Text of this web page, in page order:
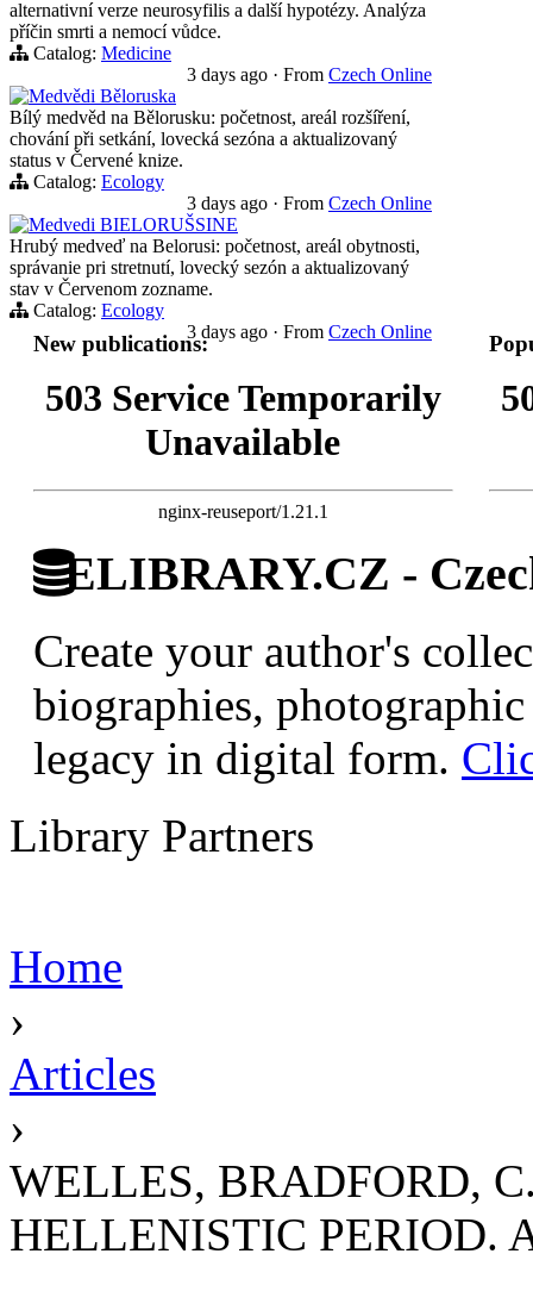
alternativní verze neurosyfilis a další hypotézy. Analýza
příčin smrti a nemocí vůdce.
Catalog: Medicine
3 days ago · From Czech Online
Medvědi Běloruska
Bílý medvěd na Bělorusku: početnost, areál rozšíření,
chování při setkání, lovecká sezóna a aktualizovaný
status v Červené knize.
Catalog: Ecology
3 days ago · From Czech Online
Medvedi BIELORUŠSINE
Hrubý medveď na Belorusi: početnost, areál obytnosti,
správanie pri stretnutí, lovecký sezón a aktualizovaný
stav v Červenom zozname.
Catalog: Ecology
3 days ago · From Czech Online
New publications:
503 Service Temporarily
Unavailable
nginx-reuseport/1.21.1
ELIBRARY.CZ -
Create your author's
biographies,
legacy in digital form.
Library Partners
Home
›
Articles
›
WELLES, BRADFORD,
HELLENISTIC PERIOD.